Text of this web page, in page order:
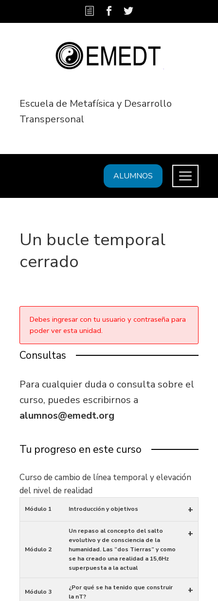
Escuela de Metafísica y Desarrollo
Transpersonal
ALUMNOS
Un bucle temporal
cerrado
Debes ingresar con tu usuario y contraseña para
poder ver esta unidad.
Consultas
Para cualquier duda o consulta sobre el
curso, puedes escribirnos a
alumnos@emedt.org
Tu progreso en este curso
Curso de cambio de línea temporal y elevación
del nivel de realidad
Módulo 1 Introducción y objetivos +
Módulo 2
Un repaso al concepto del salto
evolutivo y de consciencia de la
humanidad. Las “dos Tierras” y como
se ha creado una realidad a 15,6Hz
superpuesta a la actual
+
Módulo 3
¿Por qué se ha tenido que construir
la nT?
+